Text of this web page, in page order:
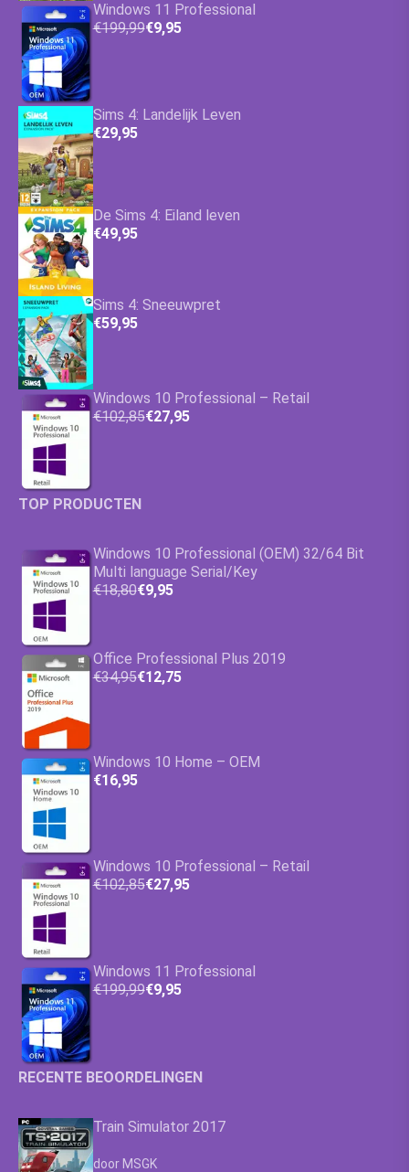
Windows 11 Professional
€199,99€9,95
Sims 4: Landelijk Leven
€29,95
De Sims 4: Eiland leven
€49,95
Sims 4: Sneeuwpret
€59,95
Windows 10 Professional – Retail
€102,85€27,95
TOP PRODUCTEN
Windows 10 Professional (OEM) 32/64 Bit
Multi language Serial/Key
€18,80€9,95
Office Professional Plus 2019
€34,95€12,75
Windows 10 Home – OEM
€16,95
Windows 10 Professional – Retail
€102,85€27,95
Windows 11 Professional
€199,99€9,95
RECENTE BEOORDELINGEN
Train Simulator 2017
Waardering
door MSGK